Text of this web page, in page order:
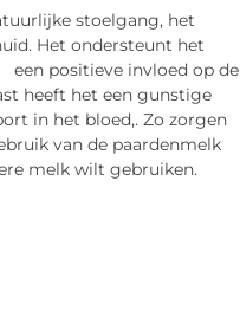
stoelgang, het
Het ondersteunt het
een positieve invloed op de
heeft het een gunstige
in het bloed,. Zo zorgen
van de paardenmelk
melk wilt gebruiken.